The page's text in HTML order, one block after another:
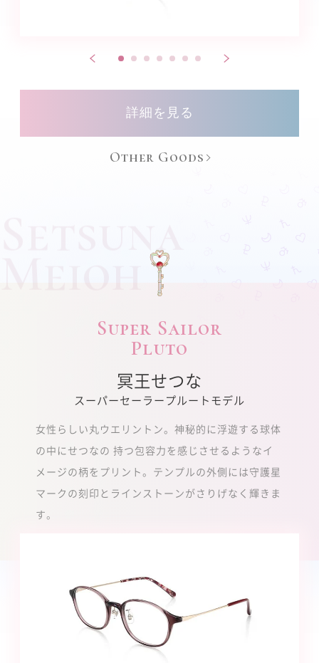
詳細を見る
Other Goods
Setsuna
Super Sailor
Pluto
冥王せつな
スーパーセーラープルートモデル
女性らしい丸ウエリントン。神秘的に浮遊する球体
の中にせつなの 持つ包容力を感じさせるようなイ
メージの柄をプリント。テンプルの外側には守護星
マークの刻印とラインストーンがさりげなく輝きま
す。